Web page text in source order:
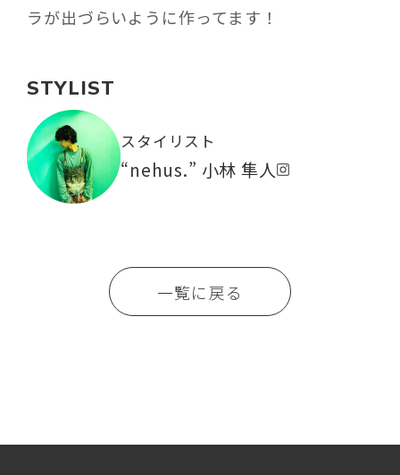
ラが出づらいように作ってます！
STYLIST
スタイリスト
“nehus.” 小林 隼人
一覧に戻る